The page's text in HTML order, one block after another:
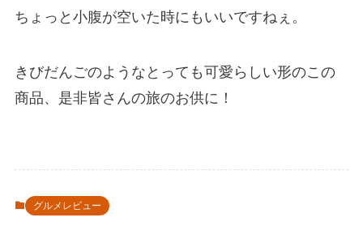
ちょっと小腹が空いた時にもいいですねぇ。
きびだんごのようなとっても可愛らしい形のこの
商品、是非皆さんの旅のお供に！
グルメレビュー